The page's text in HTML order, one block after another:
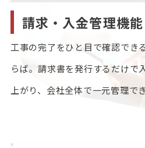
請求・入金管理機能
工事の完了をひと目で確認でき
らば。請求書を発行するだけで
上がり、会社全体で一元管理で